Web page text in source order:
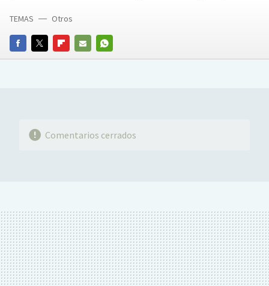
FACEBOOKTWITTERFLIPBOARD
E-
WHATSAPP
TEMAS Otros
Comentarios cerrados